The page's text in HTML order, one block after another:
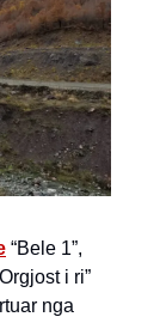
“Bele 1”,
i ri”
nga